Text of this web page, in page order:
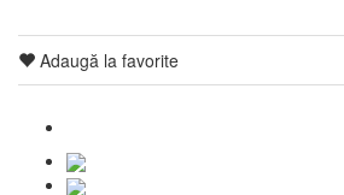
Adaugă la favorite